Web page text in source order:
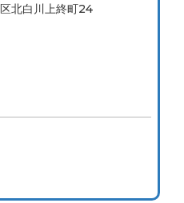
北白川上終町24